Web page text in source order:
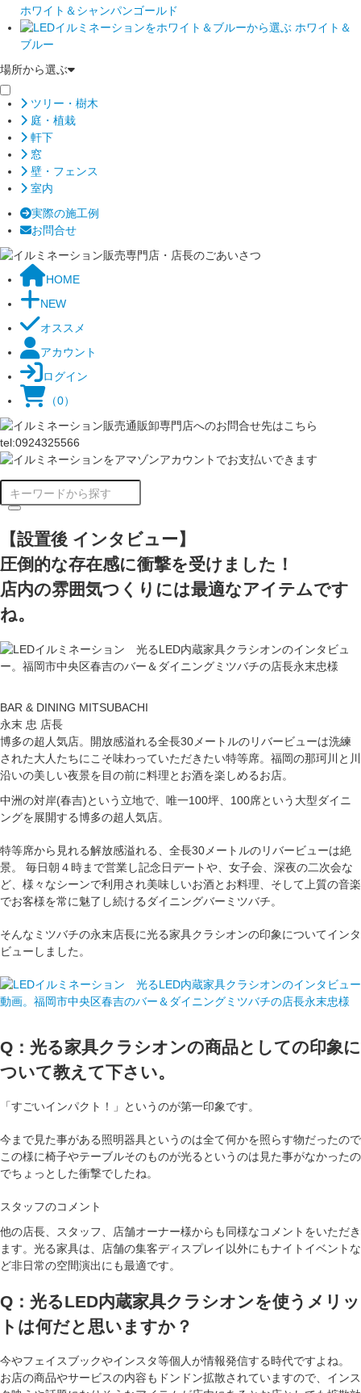
ホワイト＆シャンパンゴールド
ホワイト＆
ブルー
場所から選ぶ
ツリー・樹木
庭・植栽
軒下
窓
壁・フェンス
室内
実際の施工例
お問合せ
HOME
NEW
オススメ
アカウント
ログイン
（0）
【設置後 インタビュー】
圧倒的な存在感に衝撃を受けました！
店内の雰囲気つくりには最適なアイテムです
ね。
BAR & DINING MITSUBACHI
永末 忠 店長
博多の超人気店。開放感溢れる全長30メートルのリバービューは洗練
された大人たちにこそ味わっていただきたい特等席。福岡の那珂川と川
沿いの美しい夜景を目の前に料理とお酒を楽しめるお店。
中洲の対岸(春吉)という立地で、唯一100坪、100席という大型ダイニ
ングを展開する博多の超人気店。
特等席から見れる解放感溢れる、全長30メートルのリバービューは絶
景。 毎日朝４時まで営業し記念日デートや、女子会、深夜の二次会な
ど、様々なシーンで利用され美味しいお酒とお料理、そして上質の音楽
でお客様を常に魅了し続けるダイニングバーミツバチ。
そんなミツバチの永末店長に光る家具クラシオンの印象についてインタ
ビューしました。
Q：光る家具クラシオンの商品としての印象に
ついて教えて下さい。
「すごいインパクト！」というのが第一印象です。
今まで見た事がある照明器具というのは全て何かを照らす物だったので
この様に椅子やテーブルそのものが光るというのは見た事がなかったの
でちょっとした衝撃でしたね。
スタッフのコメント
他の店長、スタッフ、店舗オーナー様からも同様なコメントをいただき
ます。光る家具は、店舗の集客ディスプレイ以外にもナイトイベントな
ど非日常の空間演出にも最適です。
Q：光るLED内蔵家具クラシオンを使うメリッ
トは何だと思いますか？
今やフェイスブックやインスタ等個人が情報発信する時代ですよね。
お店の商品やサービスの内容もドンドン拡散されていますので、 インス